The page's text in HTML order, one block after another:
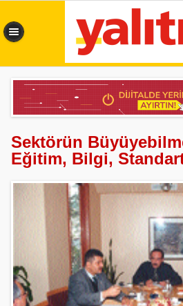
Sektörün
Eğitim, Bilgi,
0,438 sn